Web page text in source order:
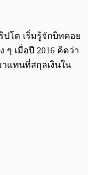
โต เริ่มรู้จักบิทคอย
ๆ เมื่อปี 2016 คิดว่า
แทนที่สกุลเงินใน